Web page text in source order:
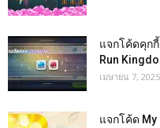
แจกโค้ดคุก
Run
เมษายน 7, 2025
แจกโค้ด